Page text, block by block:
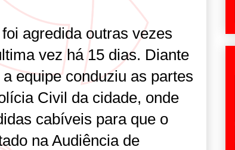
agredida outras vezes
vez há 15 dias. Diante
equipe conduziu as partes
Civil da cidade, onde
cabíveis para que o
na Audiência de